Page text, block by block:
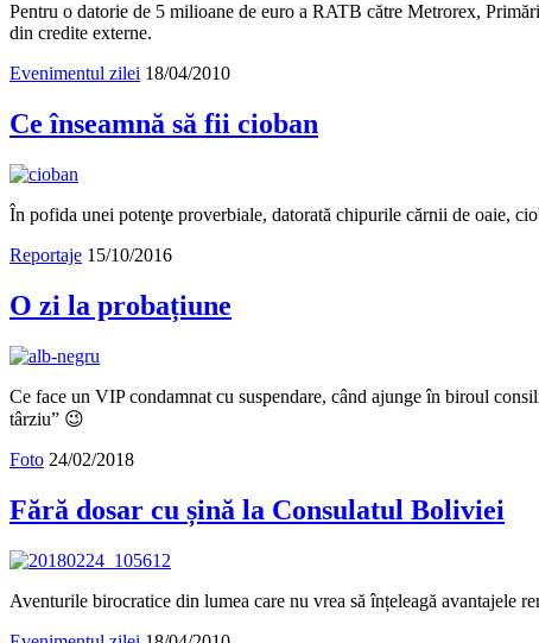
Pentru o datorie de 5 milioane de euro a RATB către Metrorex,
din credite externe.
Evenimentul zilei 18/04/2010
Ce înseamnă să fii cioban
În pofida unei potenţe proverbiale, datorată chipurile cărnii de oaie,
Reportaje 15/10/2016
O zi la probațiune
Ce face un VIP condamnat cu suspendare, când ajunge în biroul
târziu” 😉
Foto 24/02/2018
Fără dosar cu șină la Consulatul Boliviei
Aventurile birocratice din lumea care nu vrea să înțeleagă avantajele